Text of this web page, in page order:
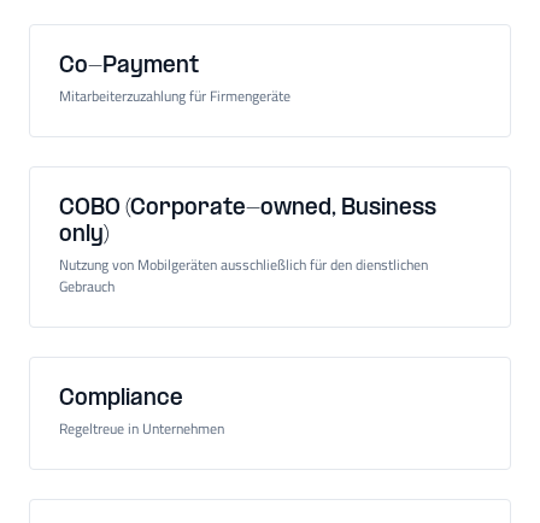
Co-Payment
Mitarbeiterzuzahlung für Firmengeräte
COBO (Corporate-owned, Business
only)
Nutzung von Mobilgeräten ausschließlich für den dienstlichen
Gebrauch
Compliance
Regeltreue in Unternehmen